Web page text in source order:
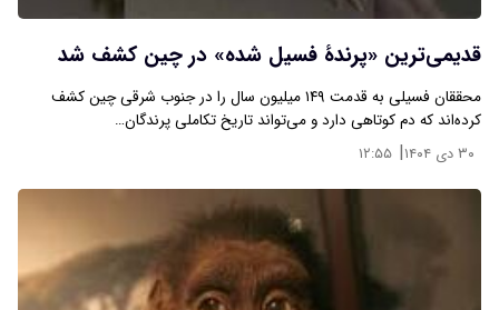
قدیمی‌ترین «پرندۀ فسیل شده» در چین کشف شد
محققان فسیلی به قدمت ۱۴۹ میلیون سال را در جنوب شرقی چین کشف
کرده‌اند که دم کوتاهی دارد و می‌تواند تاریخ تکاملی پرندگان…
۳۰ دی ۱۴۰۴ | ۱۲:۵۵